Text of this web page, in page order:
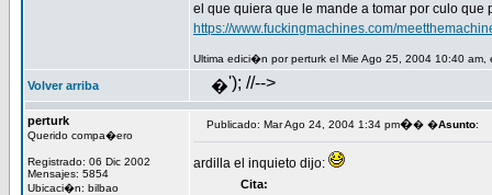
el que quiera que le mande a tomar por culo que
https://www.fuckingmachines.com/
Ultima edici�n por perturk el Mie Ago 25, 2004 10:40 am,
Volver arriba �'); //-->
perturk
Querido compa�ero
Registrado: 06 Dic 2002
Mensajes: 5854
Ubicaci�n: bilbao
Publicado: Mar Ago 24, 2004 1:34 pm�� �Asunto:
ardilla el inquieto dijo:
Cita: